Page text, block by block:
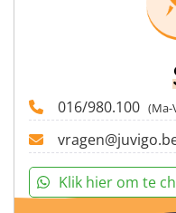
016/980.100 (Ma-
Klik hier om te